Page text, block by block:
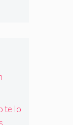
te lo